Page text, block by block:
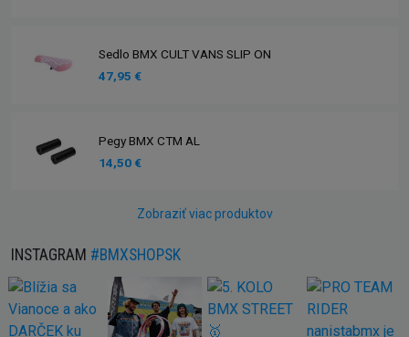
Sedlo BMX CULT VANS SLIP ON
47,95 €
Pegy BMX CTM AL
14,50 €
Zobraziť viac produktov
INSTAGRAM #BMXSHOPSK